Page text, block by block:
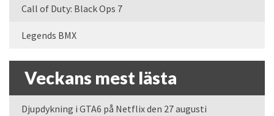
Call of Duty: Black Ops 7
Legends BMX
Veckans mest lästa
Djupdykning i GTA6 på Netflix den 27 augusti